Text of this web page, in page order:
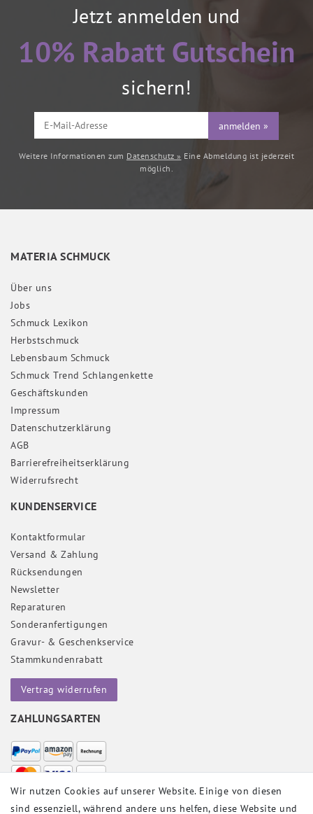
Jetzt anmelden und
10% Rabatt Gutschein
sichern!
anmelden »
Weitere Informationen zum Datenschutz » Eine Abmeldung ist jederzeit
möglich.
MATERIA SCHMUCK
Über uns
Jobs
Schmuck Lexikon
Herbstschmuck
Lebensbaum Schmuck
Schmuck Trend Schlangenkette
Geschäftskunden
Impressum
Daten­schutz­erklärung
AGB
Barrierefreiheitserklärung
Widerrufs­recht
KUNDENSERVICE
Kontaktformular
Versand & Zahlung
Rücksendungen
Newsletter
Reparaturen
Sonderanfertigungen
Gravur- & Geschenkservice
Stammkundenrabatt
Vertrag widerrufen
ZAHLUNGSARTEN
Wir nutzen Cookies auf unserer Website. Einige von diesen
sind essenziell, während andere uns helfen, diese Website und